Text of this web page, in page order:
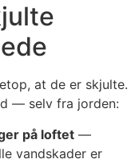
at de er skjulte.
— selv fra jorden:
på loftet —
vandskader er